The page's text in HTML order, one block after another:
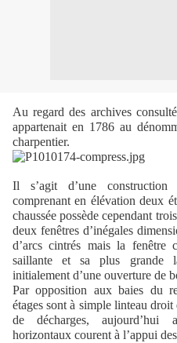
Au regard des archives
appartenait en 1786 au
charpentier.
Il s’agit d’une construction
comprenant en élévation deux
chaussée possède cependant
deux fenêtres d’inégales
d’arcs cintrés mais la fenêtre
saillante et sa plus grande
initialement d’une ouverture de
Par opposition aux baies du
étages sont à simple linteau droit
de décharges, aujourd’hui
horizontaux courent à l’appui